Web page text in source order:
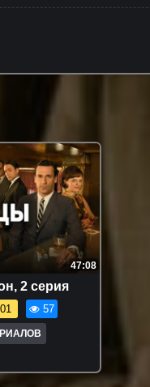
47:08
2 серия
57